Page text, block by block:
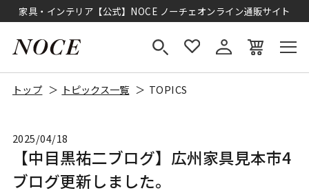
家具・インテリア【公式】NOCE ノーチェオンライン通販サイト
トップ トピックス一覧 TOPICS
2025/04/18
【中目黒祐二ブログ】広州家具見本市4
ブログ更新しました。